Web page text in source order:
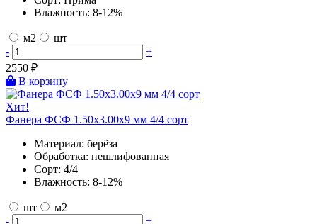
Влажность: 8-12%
м2
шт
-
+
2550 ₽
В корзину
Хит!
Фанера ФСФ 1.50х3.00х9 мм 4/4 сорт
Материал: берёза
Обработка: нешлифованная
Сорт: 4/4
Влажность: 8-12%
шт
м2
-
+